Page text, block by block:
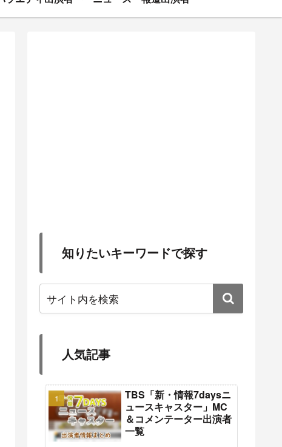
知りたいキーワードで探す
人気記事
TBS「新・情報7daysニ
ュースキャスター」MC
＆コメンテーター出演者
一覧